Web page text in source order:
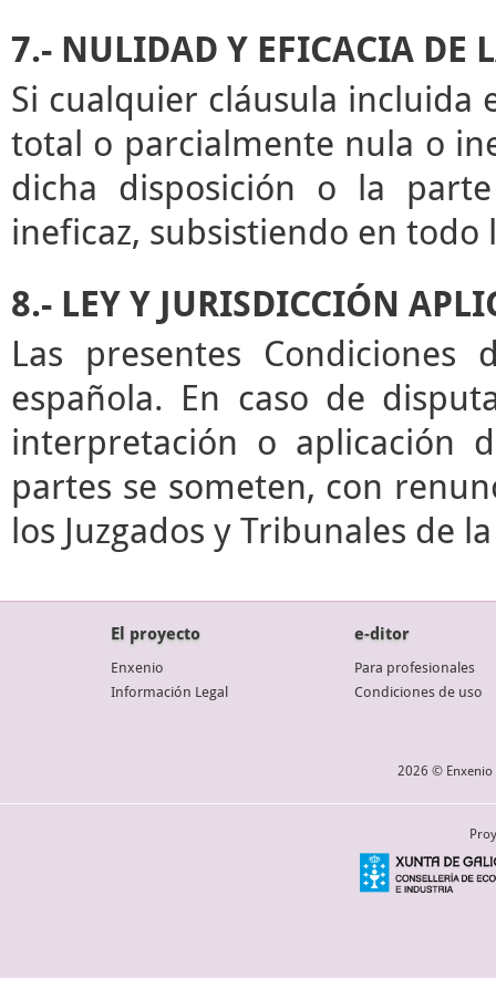
7.- NULIDAD Y EFICACIA DE
Si cualquier cláusula incluida
total o parcialmente nula o
dicha disposición o la
ineficaz, subsistiendo en todo
8.- LEY Y JURISDICCIÓN
Las presentes
española. En caso de
interpretación o aplicación
partes se someten, con
los Juzgados y Tribunales de
El proyecto
Enxenio
Información Legal
e-ditor
Para profesionales
Condiciones de uso
2026 © Enxenio